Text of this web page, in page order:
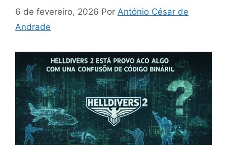
6 de fevereiro, 2026 Por António César de
Andrade